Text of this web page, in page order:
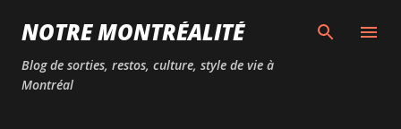
Passer au contenu principal
NOTRE MONTRÉALITÉ
Blog de sorties, restos, culture, style de vie à
Montréal